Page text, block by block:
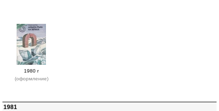
1980 г
(оформление)
1981